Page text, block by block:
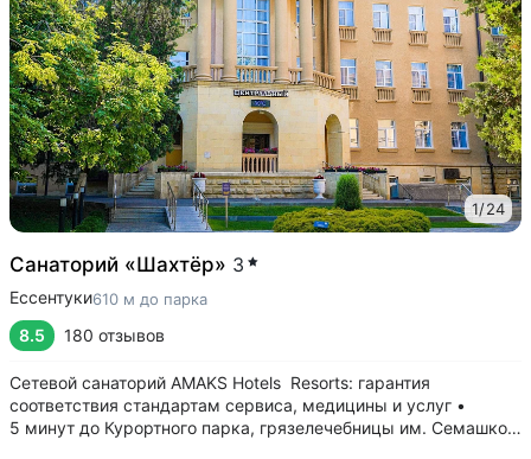
1/24
Санаторий «Шахтёр» 3
Ессентуки610 м до парка
8.5 180 отзывов
Сетевой санаторий AMAKS Hotels Resorts: гарантия
соответствия стандартам сервиса, медицины и услуг •
5 минут до Курортного парка, грязелечебницы им. Семашко,